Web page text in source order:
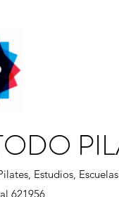
Estudios,
621956